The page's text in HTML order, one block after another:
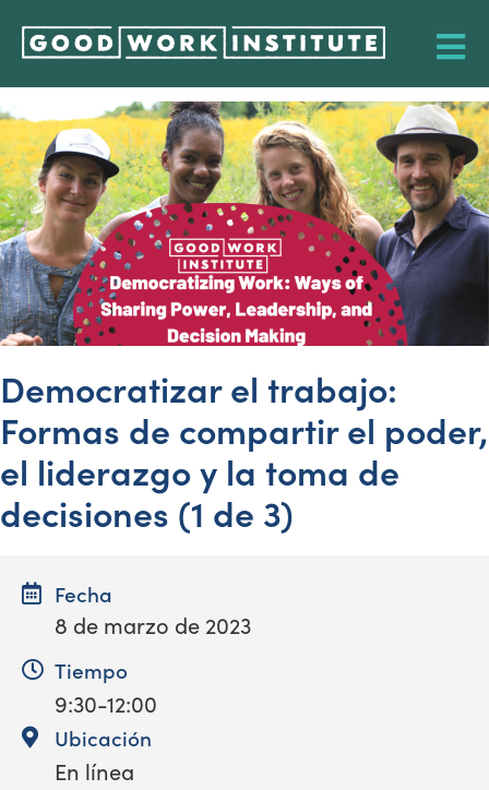
Democratizar el trabajo:
Formas de compartir el poder,
el liderazgo y la toma de
decisiones (1 de 3)
Fecha
8 de marzo de 2023
Tiempo
9:30-12:00
Ubicación
En línea